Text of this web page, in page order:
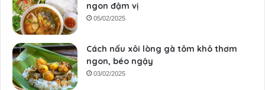
ngon đậm vị
05/02/2025
Cách nấu xôi lòng gà tôm khô thơm
ngon, béo ngậy
03/02/2025